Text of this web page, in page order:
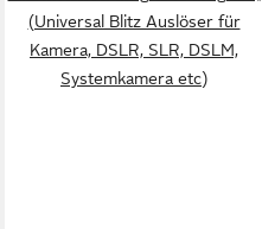
(Universal Blitz Auslöser für
Kamera, DSLR, SLR, DSLM,
Systemkamera etc)